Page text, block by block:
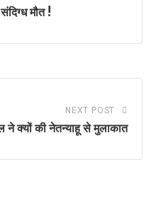
मौत !
NEXT POST
ने क्यों की नेतन्याहू से मुलाकात